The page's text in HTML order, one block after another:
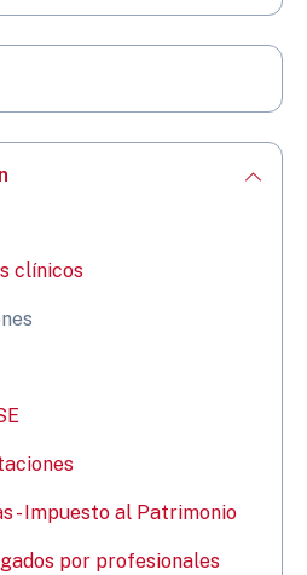
clínicos
- Impuesto al Patrimonio
por profesionales